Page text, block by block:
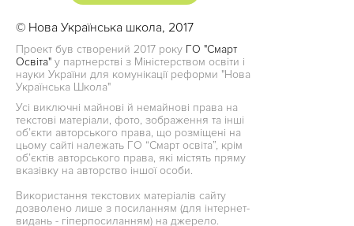
© Нова Українська школа, 2017
Проект був створений 2017 року ГО "Смарт
Освіта" у партнерстві з Міністерством освіти і
науки України для комунікації реформи "Нова
Українська Школа"
Усі виключні майнові й немайнові права на
текстові матеріали, фото, зображення та інші
об’єкти авторського права, що розміщені на
цьому сайті належать ГО “Смарт освіта”, крім
об’єктів авторського права, які містять пряму
вказівку на авторство іншої особи.
Використання текстових матеріалів сайту
дозволено лише з посиланням (для інтернет-
видань - гіперпосиланням) на джерело.